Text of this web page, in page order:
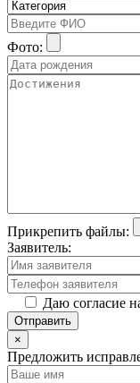
Фото:
Прикрепить файлы:
Заявитель:
Даю согласие
×
Предложить